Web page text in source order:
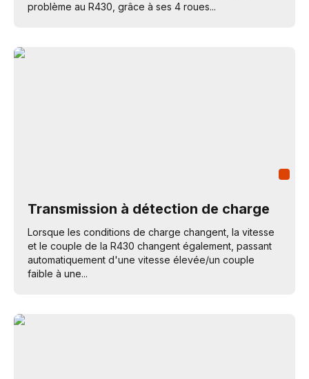
problème au R430, grâce à ses 4 roues...
Transmission à détection de charge
Lorsque les conditions de charge changent, la vitesse
et le couple de la R430 changent également, passant
automatiquement d'une vitesse élevée/un couple
faible à une...